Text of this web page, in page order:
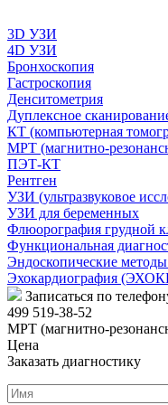
3D УЗИ
4D УЗИ
Бронхоскопия
Гастроскопия
Денситометрия
Дуплексное
КТ (компьютерная
МРТ (магнитно-
ПЭТ-КТ
Рентген
УЗИ (ультразвуковое
УЗИ для беременных
Флюорография грудной
Функциональная
Эндоскопические
Эхокардиография
Записаться по
499 519-38-52
МРТ (магнитно-
Цена
Заказать диагностику